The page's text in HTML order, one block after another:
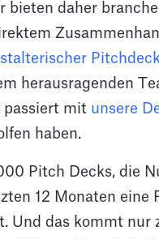
daher
herausragenden
passiert mit unsere
haben.
Pitch Decks, die
12 Monaten eine
Und das kommt nur